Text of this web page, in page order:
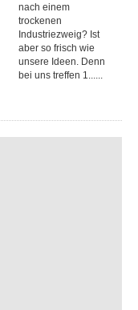
nach einem
trockenen
Industriezweig? Ist
aber so frisch wie
unsere Ideen. Denn
bei uns treffen 1......